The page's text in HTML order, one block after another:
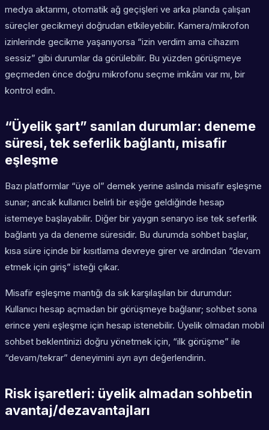
medya aktarımı, otomatik ağ geçişleri ve arka planda çalışan
süreçler gecikmeyi doğrudan etkileyebilir. Kamera/mikrofon
izinlerinde gecikme yaşanıyorsa “izin verdim ama cihazım
sessiz” gibi durumlar da görülebilir. Bu yüzden görüşmeye
geçmeden önce doğru mikrofonu seçme imkânı var mı, bir
kontrol edin.
“Üyelik şart” sanılan durumlar: deneme
süresi, tek seferlik bağlantı, misafir
eşleşme
Bazı platformlar “üye ol” demek yerine aslında misafir eşleşme
sunar; ancak kullanıcı belirli bir eşiğe geldiğinde hesap
istemeye başlayabilir. Diğer bir yaygın senaryo ise tek seferlik
bağlantı ya da deneme süresidir. Bu durumda sohbet başlar,
kısa süre içinde bir kısıtlama devreye girer ve ardından “devam
etmek için giriş” isteği çıkar.
Misafir eşleşme mantığı da sık karşılaşılan bir durumdur:
Kullanıcı hesap açmadan bir görüşmeye bağlanır; sohbet sona
erince yeni eşleşme için hesap istenebilir. Üyelik olmadan mobil
sohbet beklentinizi doğru yönetmek için, “ilk görüşme” ile
“devam/tekrar” deneyimini ayrı ayrı değerlendirin.
Risk işaretleri: üyelik almadan sohbetin
avantaj/dezavantajları